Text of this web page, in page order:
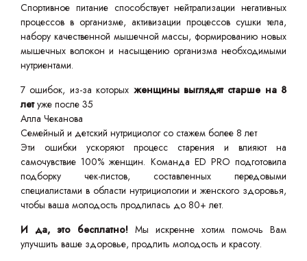
Спортивное питание способствует нейтрализации негативных
процессов в организме, активизации процессов сушки тела,
набору качественной мышечной массы, формированию новых
мышечных волокон и насыщению организма необходимыми
нутриентами.
7 ошибок, из-за которых женщины выглядят старше на 8
летуже после 35
Алла Чеканова
Семейный и детский нутрициолог со стажем более 8 лет
Эти ошибки ускоряют процесс старения и влияют на
самочувствие 100% женщин. Команда ED PRO подготовила
подборку чек-листов, составленных передовыми
специалистами в области нутрициологии и женского здоровья,
чтобы ваша молодость продлилась до 80+ лет.
И да, это бесплатно! Мы искренне хотим помочь Вам
улучшить ваше здоровье, продлить молодость и красоту.